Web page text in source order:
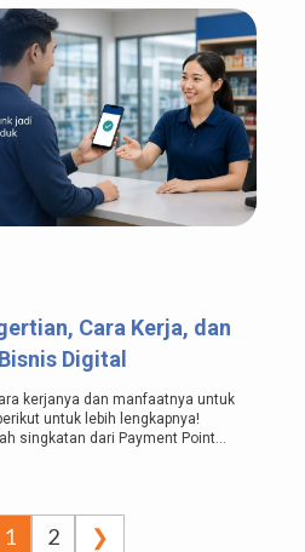
Cara Kerja, dan
Digital
kerjanya dan manfaatnya untuk
untuk lebih lengkapnya!
1 2 ❯